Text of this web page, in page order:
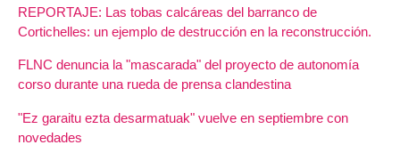
REPORTAJE: Las tobas calcáreas del barranco de
Cortichelles: un ejemplo de destrucción en la reconstrucción.
FLNC denuncia la "mascarada" del proyecto de autonomía
corso durante una rueda de prensa clandestina
"Ez garaitu ezta desarmatuak" vuelve en septiembre con
novedades